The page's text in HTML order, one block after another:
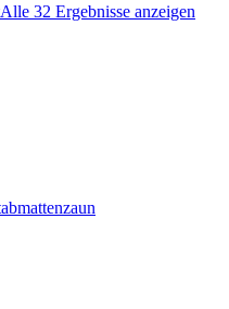
Alle 32 Ergebnisse anzeigen